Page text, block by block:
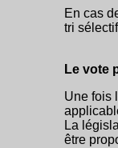
En cas
tri
Le vote
Une fois
La
être